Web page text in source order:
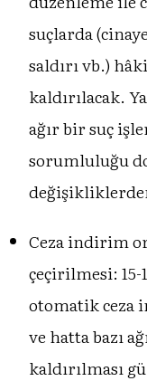
suçlarda
saldırı vb.)
kaldırılacak.
ağır bir suç
sorumluluğu
Ceza indirim
çeçirilmesi:
otomatik ceza
ve hatta bazı
kaldırılması